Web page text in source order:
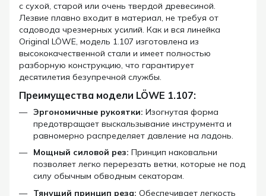
с сухой, старой или очень твердой древесиной.
Лезвие плавно входит в материал, не требуя от
садовода чрезмерных усилий. Как и вся линейка
Original LÖWE, модель 1.107 изготовлена из
высококачественной стали и имеет полностью
разборную конструкцию, что гарантирует
десятилетия безупречной службы.
Преимущества модели LÖWE 1.107:
Эргономичные рукоятки: Изогнутая форма
предотвращает выскальзывание инструмента и
равномерно распределяет давление на ладонь.
Мощный силовой рез: Принцип наковальни
позволяет легко перерезать ветки, которые не под
силу обычным обводным секаторам.
Тянущий принцип реза: Обеспечивает легкость